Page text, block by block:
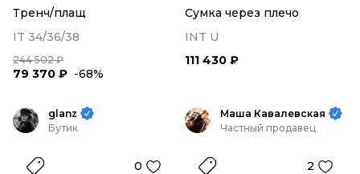
Тренч/плащ
IT 34/36/38
244 502 ₽
79 370 ₽ -68%
Сумка через плечо
INT U
111 430 ₽
glanz
Бутик
0
Маша Кавалевская
Частный продавец
2